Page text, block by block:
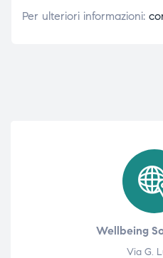
Per ulteriori informazioni:
Wellbeing
Via G.